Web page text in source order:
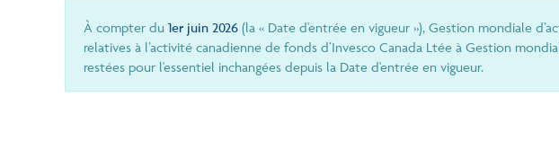
À compter du 1er juin 2026 (la « Date d'entrée en vigueur »), Gestion mondiale
relatives à l’activité canadienne de fonds d’Invesco Canada Ltée à Gestion
restées pour l'essentiel inchangées depuis la Date d'entrée en vigueur.